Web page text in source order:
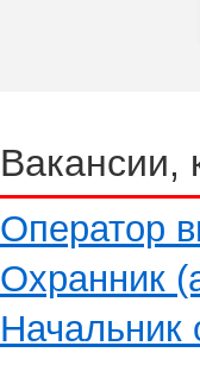
Вакансии,
Оператор
Охранник
Начальник